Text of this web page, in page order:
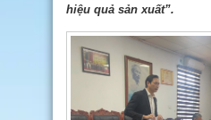
hiệu quả sản xuất”.